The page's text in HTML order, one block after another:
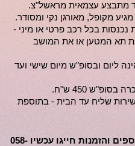
מתבצע עצמאית מראשל"צ.
מגיע מקופל, מאורגן נקי ומסודר.
נכנסות בכל רכב פרטי או מיני -
תא המטען או את המושב
ליום ובסופ"ש מיום שישי ועד
450 ש"ח.
שירות שליח עד הבית - בתוספת
והזמנות חייגו עכשיו 058-